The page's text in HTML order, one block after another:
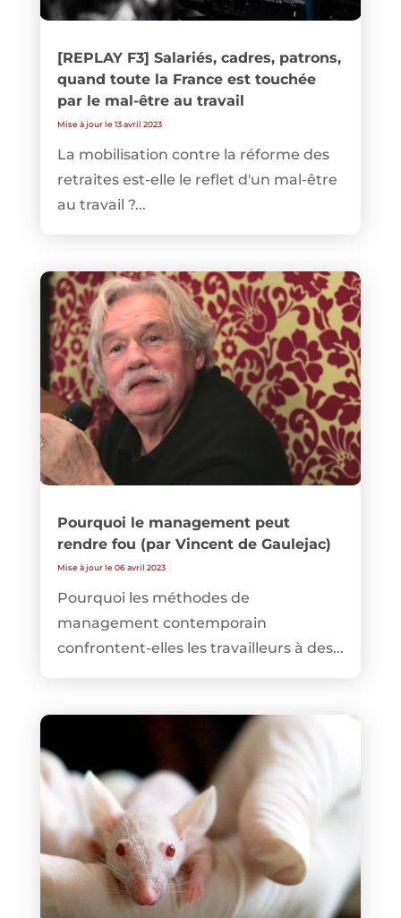
[REPLAY F3] Salariés, cadres, patrons,
quand toute la France est touchée
par le mal-être au travail
Mise à jour le 13 avril 2023
La mobilisation contre la réforme des
retraites est-elle le reflet d'un mal-être
au travail ?...
Pourquoi le management peut
rendre fou (par Vincent de Gaulejac)
Mise à jour le 06 avril 2023
Pourquoi les méthodes de
management contemporain
confrontent-elles les travailleurs à des...